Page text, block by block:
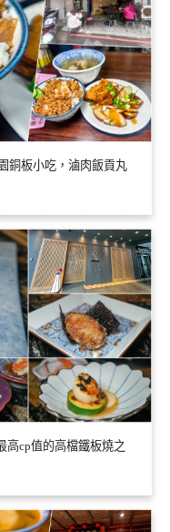
銅板小吃，滷肉飯貢丸
高cp值的高檔鐵板燒之